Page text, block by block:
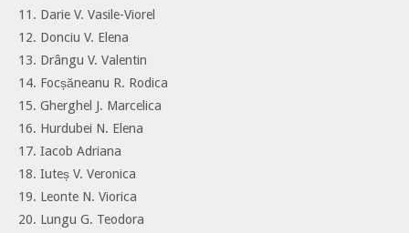
11. Darie V. Vasile-Viorel
12. Donciu V. Elena
13. Drângu V. Valentin
14. Focșăneanu R. Rodica
15. Gherghel J. Marcelica
16. Hurdubei N. Elena
17. Iacob Adriana
18. Iuteș V. Veronica
19. Leonte N. Viorica
20. Lungu G. Teodora